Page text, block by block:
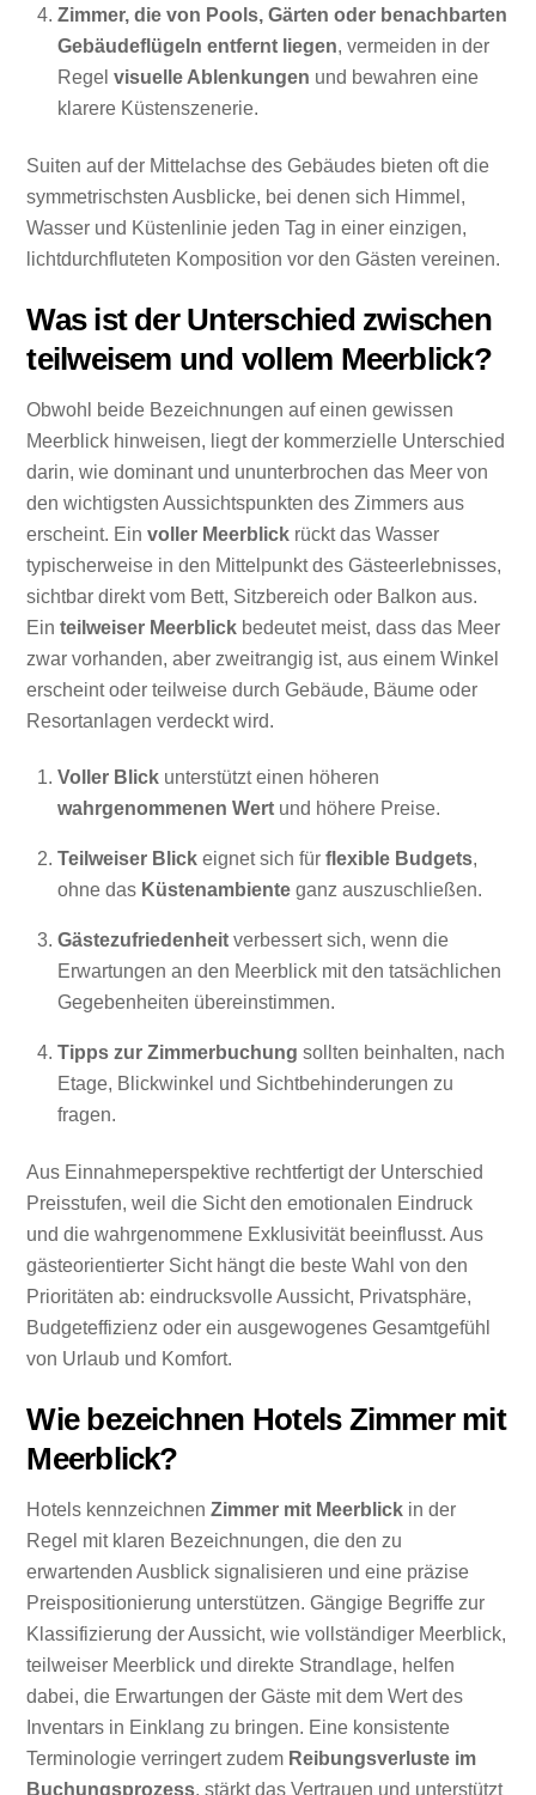
Zimmer, die von Pools, Gärten oder benachbarten
Gebäudeflügeln entfernt liegen, vermeiden in der
Regel visuelle Ablenkungen und bewahren eine
klarere Küstenszenerie.
Suiten auf der Mittelachse des Gebäudes bieten oft die
symmetrischsten Ausblicke, bei denen sich Himmel,
Wasser und Küstenlinie jeden Tag in einer einzigen,
lichtdurchfluteten Komposition vor den Gästen vereinen.
Was ist der Unterschied zwischen
teilweisem und vollem Meerblick?
Obwohl beide Bezeichnungen auf einen gewissen
Meerblick hinweisen, liegt der kommerzielle Unterschied
darin, wie dominant und ununterbrochen das Meer von
den wichtigsten Aussichtspunkten des Zimmers aus
erscheint. Einvoller Meerblick rückt das Wasser
typischerweise in den Mittelpunkt des Gästeerlebnisses,
sichtbar direkt vom Bett, Sitzbereich oder Balkon aus.
Einteilweiser Meerblick bedeutet meist, dass das Meer
zwar vorhanden, aber zweitrangig ist, aus einem Winkel
erscheint oder teilweise durch Gebäude, Bäume oder
Resortanlagen verdeckt wird.
Voller Blick unterstützt einen höheren
wahrgenommenen Wert und höhere Preise.
Teilweiser Blick eignet sich für flexible Budgets,
ohne das Küstenambiente ganz auszuschließen.
Gästezufriedenheit verbessert sich, wenn die
Erwartungen an den Meerblick mit den tatsächlichen
Gegebenheiten übereinstimmen.
Tipps zur Zimmerbuchung sollten beinhalten, nach
Etage, Blickwinkel und Sichtbehinderungen zu
fragen.
Aus Einnahmeperspektive rechtfertigt der Unterschied
Preisstufen, weil die Sicht den emotionalen Eindruck
und die wahrgenommene Exklusivität beeinflusst. Aus
gästeorientierter Sicht hängt die beste Wahl von den
Prioritäten ab: eindrucksvolle Aussicht, Privatsphäre,
Budgeteffizienz oder ein ausgewogenes Gesamtgefühl
von Urlaub und Komfort.
Wie bezeichnen Hotels Zimmer mit
Meerblick?
Hotels kennzeichnenZimmer mit Meerblick in der
Regel mit klaren Bezeichnungen, die den zu
erwartenden Ausblick signalisieren und eine präzise
Preispositionierung unterstützen. Gängige Begriffe zur
Klassifizierung der Aussicht, wie vollständiger Meerblick,
teilweiser Meerblick und direkte Strandlage, helfen
dabei, die Erwartungen der Gäste mit dem Wert des
Inventars in Einklang zu bringen. Eine konsistente
Terminologie verringert zudem Reibungsverluste im
Buchungsprozess, stärkt das Vertrauen und unterstützt